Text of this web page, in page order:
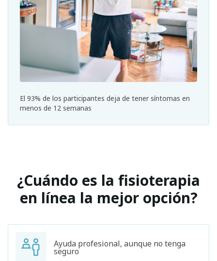
El 93% de los participantes deja de tener síntomas en
menos de 12 semanas
¿Cuándo es la fisioterapia
en línea la mejor opción?
Ayuda profesional, aunque no tenga
seguro